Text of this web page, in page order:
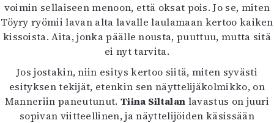
voimin sellaiseen menoon, että oksat pois. Jo se, miten
Töyry ryömii lavan alta lavalle laulamaan kertoo kaiken
kissoista. Aita, jonka päälle nousta, puuttuu, mutta sitä
ei nyt tarvita.
Jos jostakin, niin esitys kertoo siitä, miten syvästi
esityksen tekijät, etenkin sen näyttelijäkolmikko, on
Manneriin paneutunut. Tiina Siltalan lavastus on juuri
sopivan viitteellinen, ja näyttelijöiden käsissään